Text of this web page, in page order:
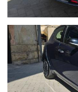
Per qualsiasi info